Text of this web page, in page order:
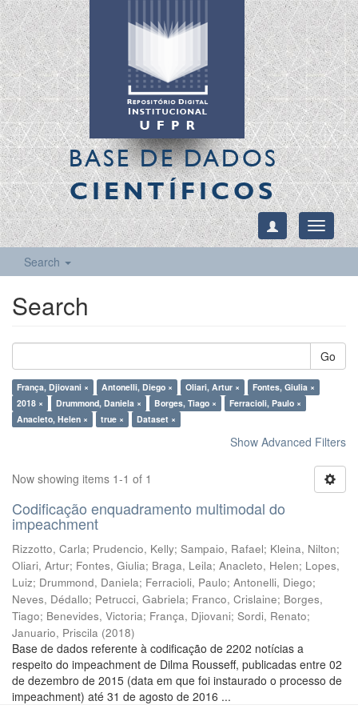
BASE DE DADOS
CIENTÍFICOS
Toggle
Search
Search
Go
França, Djiovani × Antonelli, Diego × Oliari, Artur ×
Fontes, Giulia ×
2018 ×
Drummond, Daniela × Borges, Tiago ×
Ferracioli, Paulo ×
Anacleto, Helen ×
true × Dataset ×
Show Advanced Filters
Now showing items 1-1 of 1
Codificação enquadramento multimodal do
impeachment
Rizzotto, Carla; Prudencio, Kelly; Sampaio, Rafael; Kleina, Nilton;
Oliari, Artur; Fontes, Giulia; Braga, Leila; Anacleto, Helen; Lopes,
Luiz; Drummond, Daniela; Ferracioli, Paulo; Antonelli, Diego;
Neves, Dédallo; Petrucci, Gabriela; Franco, Crislaine; Borges,
Tiago; Benevides, Victoria; França, Djiovani; Sordi, Renato;
Januario, Priscila (2018)
Base de dados referente à codificação de 2202 notícias a
respeito do impeachment de Dilma Rousseff, publicadas entre 02
de dezembro de 2015 (data em que foi instaurado o processo de
impeachment) até 31 de agosto de 2016 ...